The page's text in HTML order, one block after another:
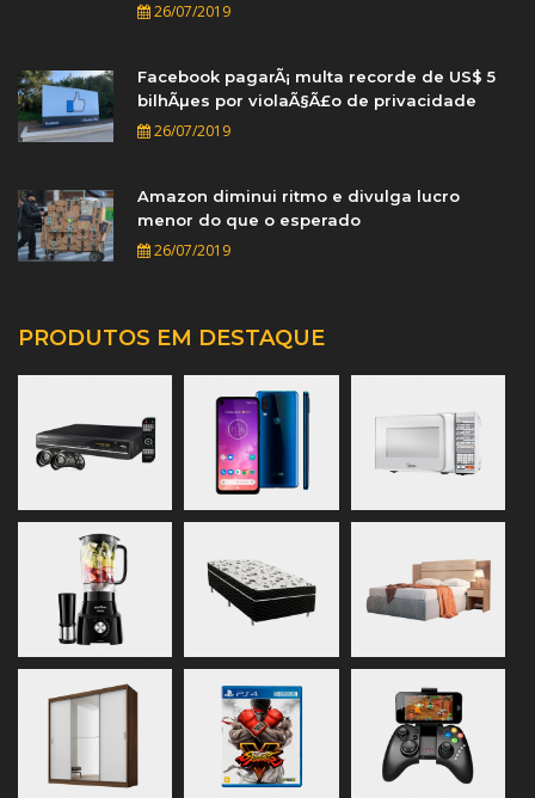
26/07/2019
Facebook pagarÃ¡ multa recorde de US$ 5
bilhÃµes por violaÃ§Ã£o de privacidade
26/07/2019
Amazon diminui ritmo e divulga lucro
menor do que o esperado
26/07/2019
PRODUTOS EM DESTAQUE